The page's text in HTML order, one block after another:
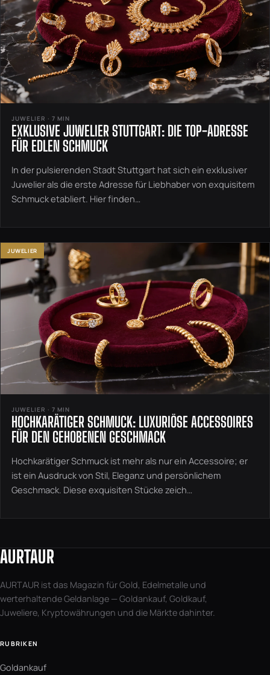
JUWELIER · 7 MIN
EXKLUSIVE JUWELIER STUTTGART: DIE TOP-ADRESSE
FÜR EDLEN SCHMUCK
In der pulsierenden Stadt Stuttgart hat sich ein exklusiver
Juwelier als die erste Adresse für Liebhaber von exquisitem
Schmuck etabliert. Hier finden…
JUWELIER
JUWELIER · 7 MIN
HOCHKARÄTIGER SCHMUCK: LUXURIÖSE ACCESSOIRES
FÜR DEN GEHOBENEN GESCHMACK
Hochkarätiger Schmuck ist mehr als nur ein Accessoire; er
ist ein Ausdruck von Stil, Eleganz und persönlichem
Geschmack. Diese exquisiten Stücke zeich…
AURTAUR
AURTAUR ist das Magazin für Gold, Edelmetalle und
werterhaltende Geldanlage — Goldankauf, Goldkauf,
Juweliere, Kryptowährungen und die Märkte dahinter.
RUBRIKEN
Goldankauf